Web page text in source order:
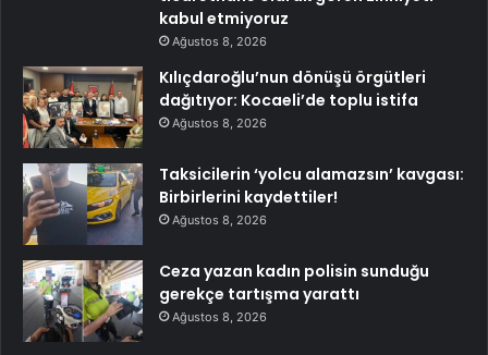
kabul etmiyoruz
Ağustos 8, 2026
Kılıçdaroğlu’nun dönüşü örgütleri
dağıtıyor: Kocaeli’de toplu istifa
Ağustos 8, 2026
Taksicilerin ‘yolcu alamazsın’ kavgası:
Birbirlerini kaydettiler!
Ağustos 8, 2026
Ceza yazan kadın polisin sunduğu
gerekçe tartışma yarattı
Ağustos 8, 2026